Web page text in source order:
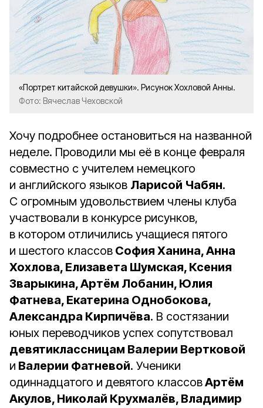
«Портрет китайской девушки». Рисунок Хохловой Анны.
Фото: Вячеслав Чеховской
Хочу подробнее остановиться на названной
неделе. Проводили мы её в конце февраля
совместно с учителем немецкого
и английского языков Ларисой Чабян.
С огромным удовольствием члены клуба
участвовали в конкурсе рисунков,
в котором отличились учащиеся пятого
и шестого классов София Ханина, Анна
Хохлова, Елизавета Шумская, Ксения
Зварыкина, Артём Лобанин, Юлия
Фатнева, Екатерина Однобокова,
Александра Кирпичёва. В состязании
юных переводчиков успех сопутствовал
девятиклассницам Валерии Вертковой
и Валерии Фатневой. Ученики
одиннадцатого и девятого классовАртём
Акулов, Николай Крухмалёв, Владимир